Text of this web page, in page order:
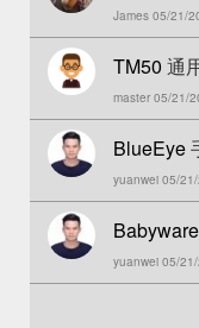
James 05/21/
TM50 通
MG)
master 05/21/
BlueEye
yuanwei 05/
Babyware
yuanwei 05/